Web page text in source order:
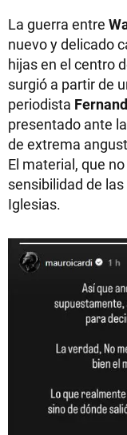
La guerra entre
nuevo y delicado
hijas en el centro
surgió a partir de
periodista
presentado ante
de extrema
El material, que
sensibilidad de
Iglesias.